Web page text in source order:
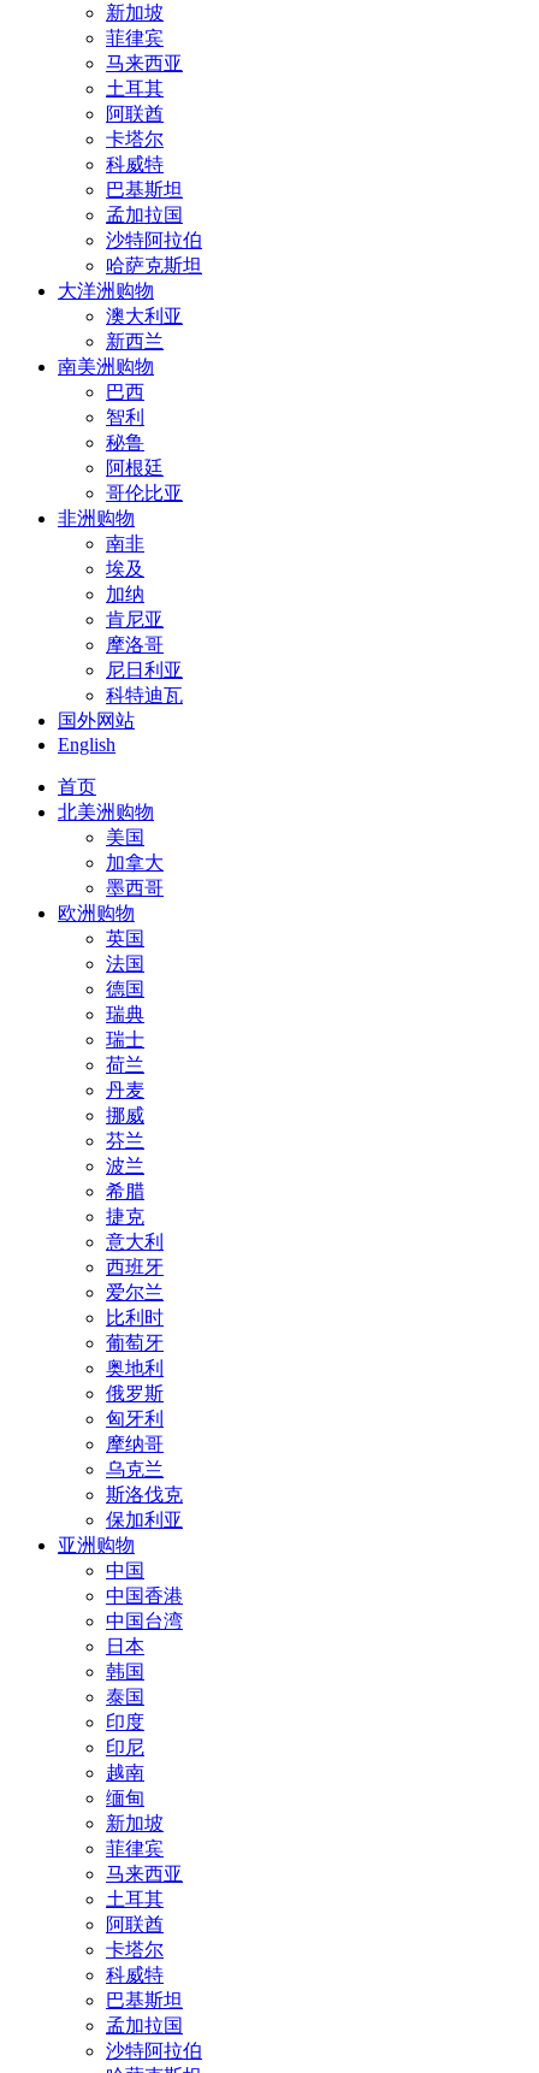
新加坡
菲律宾
马来西亚
土耳其
阿联酋
卡塔尔
科威特
巴基斯坦
孟加拉国
沙特阿拉伯
哈萨克斯坦
大洋洲购物
澳大利亚
新西兰
南美洲购物
巴西
智利
秘鲁
阿根廷
哥伦比亚
非洲购物
南非
埃及
加纳
肯尼亚
摩洛哥
尼日利亚
科特迪瓦
国外网站
English
首页
北美洲购物
美国
加拿大
墨西哥
欧洲购物
英国
法国
德国
瑞典
瑞士
荷兰
丹麦
挪威
芬兰
波兰
希腊
捷克
意大利
西班牙
爱尔兰
比利时
葡萄牙
奥地利
俄罗斯
匈牙利
摩纳哥
乌克兰
斯洛伐克
保加利亚
亚洲购物
中国
中国香港
中国台湾
日本
韩国
泰国
印度
印尼
越南
缅甸
新加坡
菲律宾
马来西亚
土耳其
阿联酋
卡塔尔
科威特
巴基斯坦
孟加拉国
沙特阿拉伯